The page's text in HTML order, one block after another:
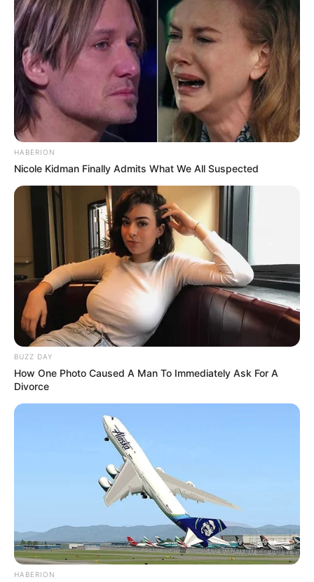
HABERION
Nicole Kidman Finally Admits What We All Suspected
BUZZ DAY
How One Photo Caused A Man To Immediately Ask For A
Divorce
HABERION